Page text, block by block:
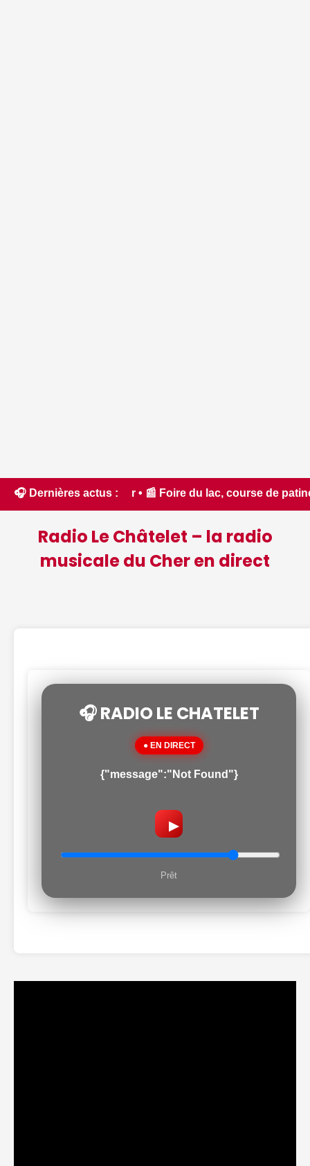
🎧 Dernières actus :
Foire du lac, course de patinettes, fête des
Radio Le Châtelet – la radio
musicale du Cher en direct
🎧 RADIO LE CHATELET
● EN DIRECT
{"message":"Not Found"}
▶
Prêt